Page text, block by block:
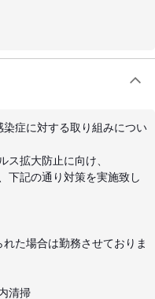
染症に対する取り組みについ
拡大防止に向け、
下記の通り対策を実施致し
た場合は勤務させておりま
清掃